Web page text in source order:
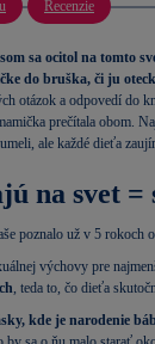
Recenzie
sa ocitol na tomto
do bruška, či ju
otázok a odpovedí do
prečítala obom.
ale každé dieťa
na svet
poznalo už v 5
výchovy pre
, teda to, čo dieťa
kde je narodenie